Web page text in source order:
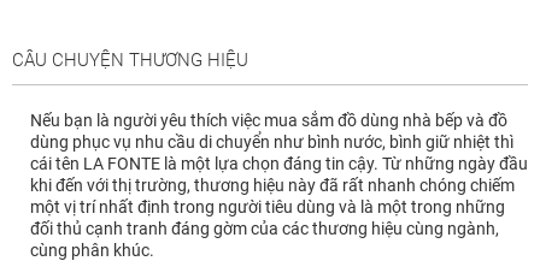
CÂU CHUYỆN THƯƠNG HIỆU
Nếu bạn là người yêu thích việc mua sắm đồ dùng nhà bếp và đồ
dùng phục vụ nhu cầu di chuyển như bình nước, bình giữ nhiệt thì
cái tên LA FONTE là một lựa chọn đáng tin cậy. Từ những ngày đầu
khi đến với thị trường, thương hiệu này đã rất nhanh chóng chiếm
một vị trí nhất định trong người tiêu dùng và là một trong những
đối thủ cạnh tranh đáng gờm của các thương hiệu cùng ngành,
cùng phân khúc.